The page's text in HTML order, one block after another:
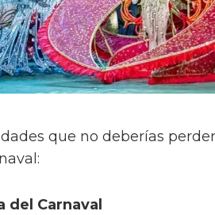
que no deberías
del Carnaval